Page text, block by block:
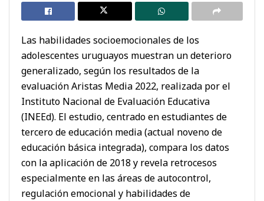
Las habilidades socioemocionales de los
adolescentes uruguayos muestran un deterioro
generalizado, según los resultados de la
evaluación Aristas Media 2022, realizada por el
Instituto Nacional de Evaluación Educativa
(INEEd). El estudio, centrado en estudiantes de
tercero de educación media (actual noveno de
educación básica integrada), compara los datos
con la aplicación de 2018 y revela retrocesos
especialmente en las áreas de autocontrol,
regulación emocional y habilidades de